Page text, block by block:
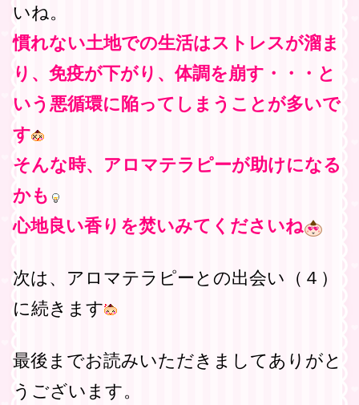
いね。
慣れない土地での生活はストレスが溜ま
り、免疫が下がり、体調を崩す・・・と
いう悪循環に陥ってしまうことが多いで
す
そんな時、アロマテラピーが助けになる
かも
心地良い香りを焚いみてくださいね
次は、アロマテラピーとの出会い（４）
に続きます
最後までお読みいただきましてありがと
うございます。